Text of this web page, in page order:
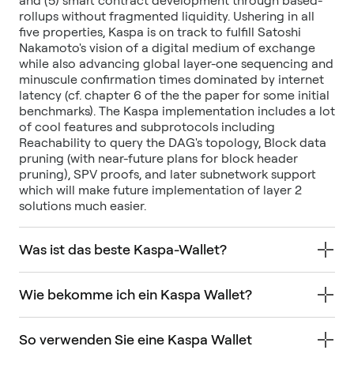
rollups without fragmented liquidity. Ushering in all
five properties, Kaspa is on track to fulfill Satoshi
Nakamoto's vision of a digital medium of exchange
while also advancing global layer-one sequencing and
minuscule confirmation times dominated by internet
latency (cf. chapter 6 of the the paper for some initial
benchmarks). The Kaspa implementation includes a lot
of cool features and subprotocols including
Reachability to query the DAG's topology, Block data
pruning (with near-future plans for block header
pruning), SPV proofs, and later subnetwork support
which will make future implementation of layer 2
solutions much easier.
Was ist das beste Kaspa-Wallet?
Wie bekomme ich ein Kaspa Wallet?
So verwenden Sie eine Kaspa Wallet